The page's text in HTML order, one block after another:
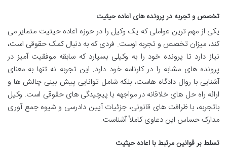
تخصص و تجربه در پرونده های اعاده حیثیت
یکی از مهم ترین عواملی که یک وکیل را در حوزه اعاده حیثیت متمایز می
کند، میزان تخصص و تجربه اوست. فردی که به دنبال کمک حقوقی است،
نیاز دارد تا پرونده خود را به وکیلی بسپارد که سابقه موفقیت آمیز در
پرونده های مشابه را در کارنامه خود دارد. این تجربه نه تنها به معنای
آشنایی با روال دادگاه هاست، بلکه شامل توانایی پیش بینی چالش ها و
ارائه راه حل های خلاقانه در مواجهه با پیچیدگی های حقوقی است. وکیل
باتجربه، با ظرافت های قانونی، جزئیات آیین دادرسی و شیوه جمع آوری
مدارک حساس این دعاوی کاملاً آشناست.
تسلط بر قوانین مرتبط با اعاده حیثیت